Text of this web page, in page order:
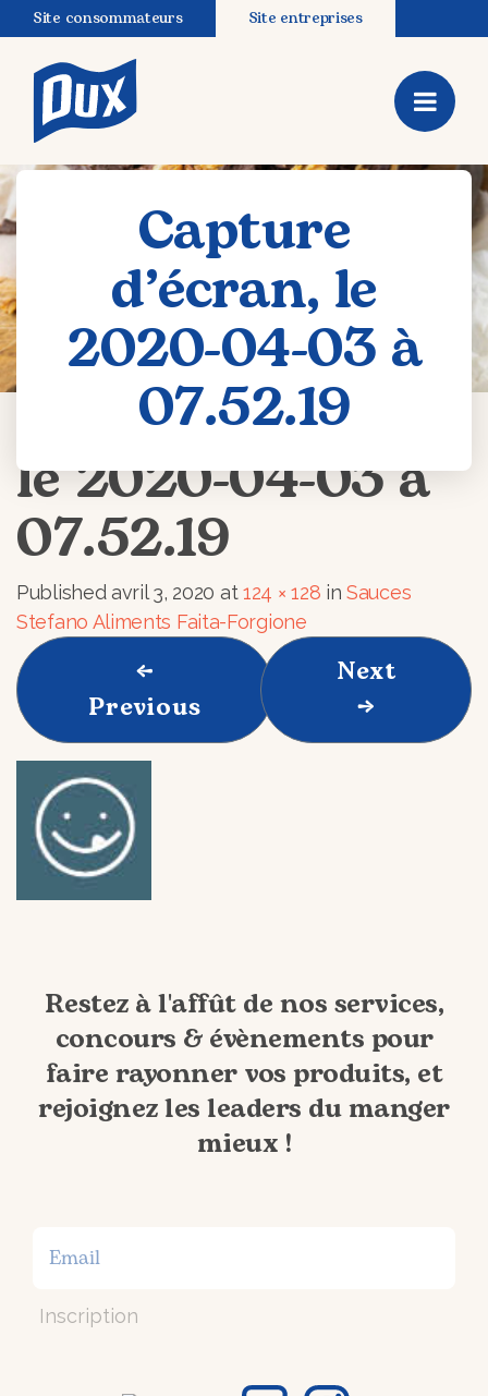
Site consommateurs Site entreprises
Capture
d’écran, le
2020-04-03 à
07.52.19
Capture d’écran,
le 2020-04-03 à
07.52.19
Publishedavril 3, 2020 at124 × 128 inSauces
Stefano Aliments Faita-Forgione
←
Previous
Next
→
Restez à l'affût de nos services,
concours & évènements pour
faire rayonner vos produits, et
rejoignez les leaders du manger
mieux !
Inscription